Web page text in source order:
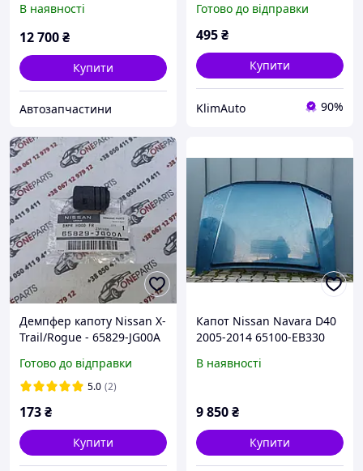
В наявності
12 700₴
Купити
Автозапчастини
Nissan Rogue T32 (17 20)
Rogue Sport (17-22) 65622-
Готово до відправки
495₴
Купити
KlimAuto 90%
Демпфер капоту Nissan X-
Trail/Rogue - 65829-JG00A
Готово до відправки
5.0 (2)
173₴
Купити
Капот Nissan Navara D40
2005-2014 65100-EB330
В наявності
9 850₴
Купити